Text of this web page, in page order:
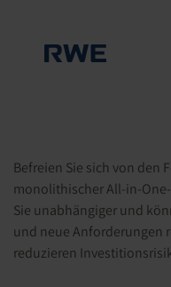
Befreien Sie sich von den
monolithischer All-in-
Sie unabhängiger und
und neue Anforderungen
reduzieren